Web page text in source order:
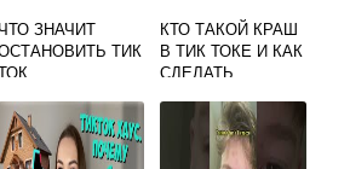
ЧТО ЗНАЧИТ
ТИК
КТО ТАКОЙ КРАШ
В ТИК ТОКЕ И КАК
СДЕЛАТЬ
КРАША